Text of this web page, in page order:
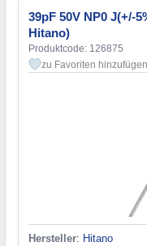
39pF 50V NP0 J(+/-
Hitano)
Produktcode: 126875
zu Favoriten hinzufügen
Hersteller: Hitano